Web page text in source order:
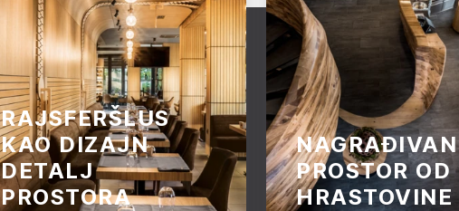
RAJSFERŠLUS
KAO DIZAJN
DETALJ
PROSTORA
PROSTOR OD
HRASTOVINE